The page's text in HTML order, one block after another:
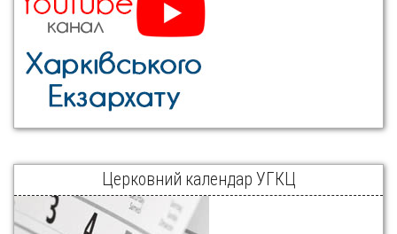
Церковний календар УГКЦ